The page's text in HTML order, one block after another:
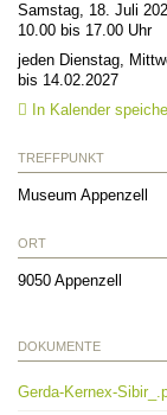
Samstag, 18. Juli
10.00 bis 17.00 Uhr
jeden Dienstag,
bis 14.02.2027
In Kalender
TREFFPUNKT
Museum Appenzell
ORT
9050 Appenzell
DOKUMENTE
Gerda-Kernex-